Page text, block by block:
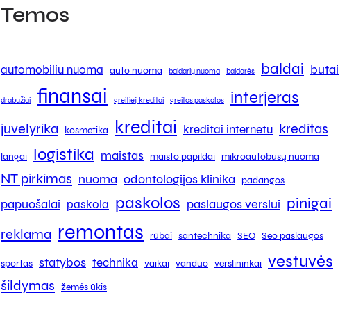
Temos
automobiliu nuoma auto nuoma baidarių nuoma baidarės baldai butai
drabužiai finansai greitieji kreditai greitos paskolos interjeras
juvelyrika kosmetika kreditai kreditai internetu kreditas
langai logistika maistas maisto papildai mikroautobusų nuoma
NT pirkimas nuoma odontologijos klinika padangos
papuošalai paskola paskolos paslaugos verslui pinigai
reklama remontas rūbai santechnika SEO Seo paslaugos
sportas statybos technika vaikai vanduo verslininkai vestuvės
šildymas žemės ūkis